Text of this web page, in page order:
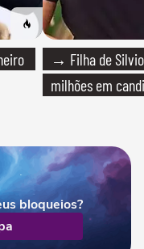
→ Filha de Silvio
milhões em
bloqueios?